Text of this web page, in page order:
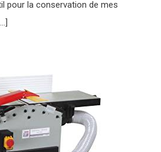
pour la conservation de mes